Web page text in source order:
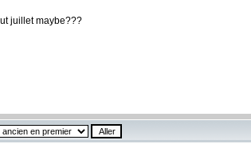
juillet maybe???